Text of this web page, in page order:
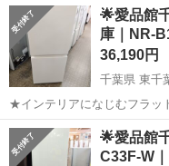
いから乾燥を防ぎ、 安定
大容量冷凍冷蔵庫で...
千葉 千葉市 東千葉駅
🌟愛品館
庫｜NR-
36,190円
千葉県 東千
★インテリアになじむフラ
のトップテーブ採用で、 電
り置きに便利な、 大容量冷
千葉 千葉市 東千葉駅
🌟愛品館
C33F-W